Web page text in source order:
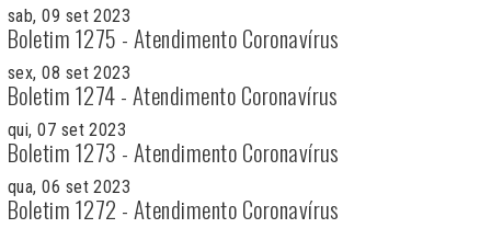
sab, 09 set 2023
Boletim 1275 - Atendimento Coronavírus
sex, 08 set 2023
Boletim 1274 - Atendimento Coronavírus
qui, 07 set 2023
Boletim 1273 - Atendimento Coronavírus
qua, 06 set 2023
Boletim 1272 - Atendimento Coronavírus